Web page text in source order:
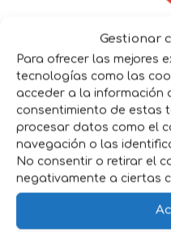
Gestionar
Para ofrecer las mejores
tecnologías como las
acceder a la información
consentimiento de estas
procesar datos como el
navegación o las
No consentir o retirar el
negativamente a ciertas